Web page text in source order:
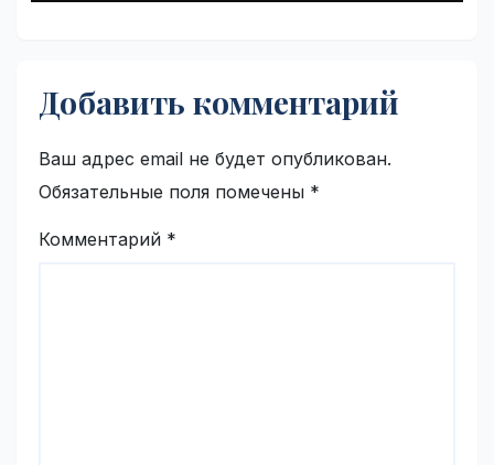
Добавить комментарий
Ваш адрес email не будет опубликован.
Обязательные поля помечены *
Комментарий *